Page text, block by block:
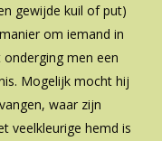
gewijde kuil of put)
om iemand in
men een
Mogelijk mocht hij
waar zijn
veelkleurige hemd is